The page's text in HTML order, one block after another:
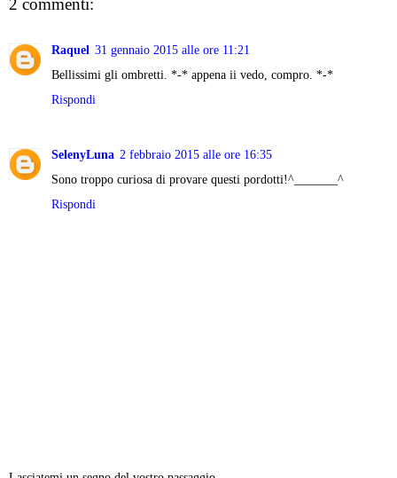
2 commenti:
Raquel 31 gennaio 2015 alle ore 11:21
Bellissimi gli ombretti. *-* appena ii vedo, compro. *-*
Rispondi
SelenyLuna 2 febbraio 2015 alle ore 16:35
Sono troppo curiosa di provare questi pordotti!^_______^
Rispondi